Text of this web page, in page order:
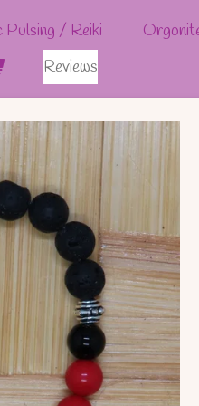
Pulsing / Reiki
Reviews